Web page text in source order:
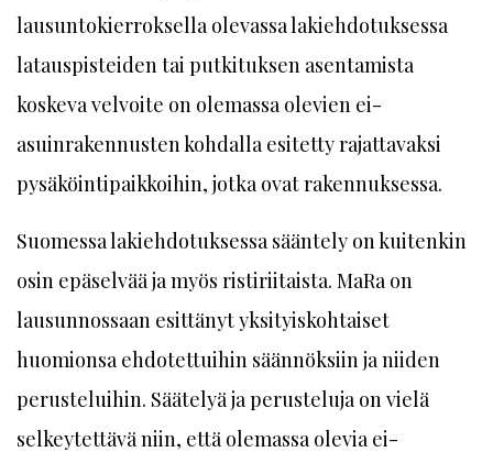
lausuntokierroksella olevassa lakiehdotuksessa
latauspisteiden tai putkituksen asentamista
koskeva velvoite on olemassa olevien ei-
asuinrakennusten kohdalla esitetty rajattavaksi
pysäköintipaikkoihin, jotka ovat rakennuksessa.
Suomessa lakiehdotuksessa sääntely on kuitenkin
osin epäselvää ja myös ristiriitaista. MaRa on
lausunnossaan esittänyt yksityiskohtaiset
huomionsa ehdotettuihin säännöksiin ja niiden
perusteluihin. Säätelyä ja perusteluja on vielä
selkeytettävä niin, että olemassa olevia ei-